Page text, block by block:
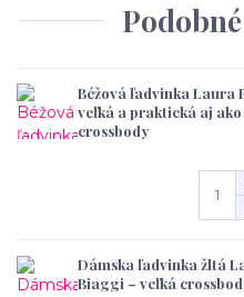
Béžová ľadvinka Laura
veľká a praktická aj ako
crossbody
Dámska ľadvinka žltá
Biaggi – veľká